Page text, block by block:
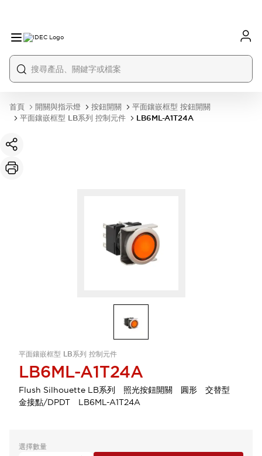
首頁 開關與指示燈 按鈕開關
平面鑲嵌框型 按鈕開關
平面鑲嵌框型 LB系列 控制元件
LB6ML-A1T24A
平面鑲嵌框型 LB系列 控制元件
LB6ML-A1T24A
Flush Silhouette LB系列 照光按鈕開關 圓形 交替型
金接點/DPDT LB6ML-A1T24A
選擇數量